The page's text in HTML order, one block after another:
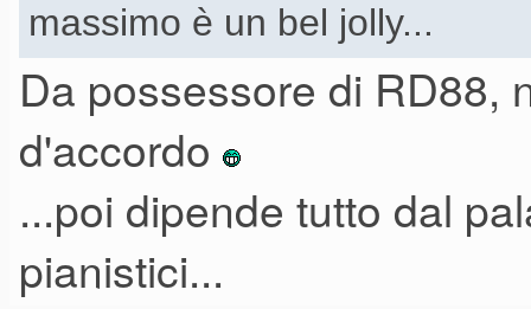
massimo è un bel jolly...
Da possessore di RD88,
d'accordo
...poi dipende tutto dal
pianistici...